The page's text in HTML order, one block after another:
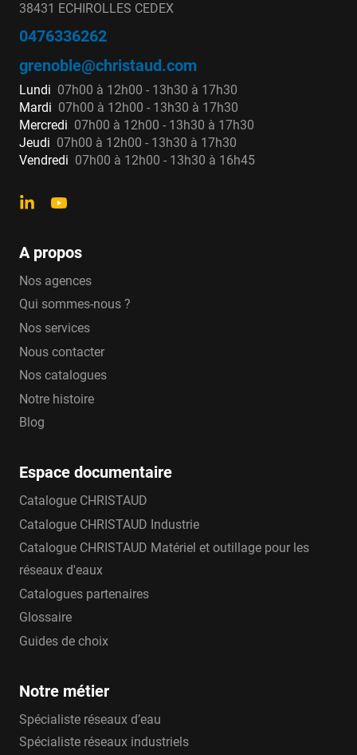
38431 ECHIROLLES CEDEX
0476336262
grenoble@christaud.com
Lundi 07h00 à 12h00 - 13h30 à 17h30
Mardi 07h00 à 12h00 - 13h30 à 17h30
Mercredi 07h00 à 12h00 - 13h30 à 17h30
Jeudi 07h00 à 12h00 - 13h30 à 17h30
Vendredi 07h00 à 12h00 - 13h30 à 16h45
A propos
Nos agences
Qui sommes-nous ?
Nos services
Nous contacter
Nos catalogues
Notre histoire
Blog
Espace documentaire
Catalogue CHRISTAUD
Catalogue CHRISTAUD Industrie
Catalogue CHRISTAUD Matériel et outillage pour les
réseaux d'eaux
Catalogues partenaires
Glossaire
Guides de choix
Notre métier
Spécialiste réseaux d’eau
Spécialiste réseaux industriels